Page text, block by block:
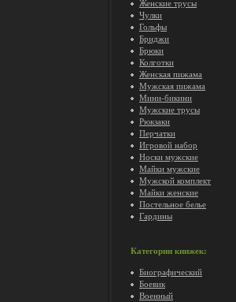
Женские трусы
Чулки
Гольфы
Бриджи
Брюки
Колготки
Женская пижама
Мужская пижама
Мини-бикини
Мужские трусы
Рюкзаки
Перчатки
Игровой набор
Носки мужские
Майки мужские
Мужской комплект
Майки женские
Постельное белье
Гардины
Категории книжек:
Биографический
Боевик
Военный